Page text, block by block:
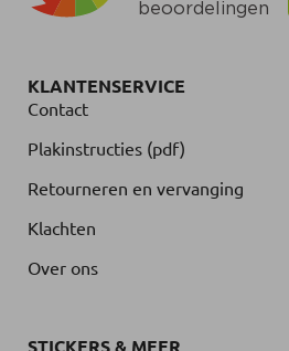
KLANTENSERVICE
Contact
Plakinstructies (pdf)
Retourneren en vervanging
Klachten
Over ons
STICKERS & MEER